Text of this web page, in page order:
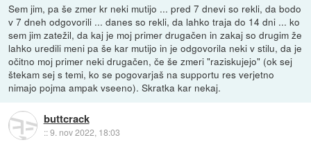
Sem jim, pa še zmer kr neki mutijo ... pred 7 dnevi so rekli, da bodo
v 7 dneh odgovorili ... danes so rekli, da lahko traja do 14 dni ... ko
sem jim zatežil, da kaj je moj primer drugačen in zakaj so drugim že
lahko uredili meni pa še kar mutijo in je odgovorila neki v stilu, da je
očitno moj primer neki drugačen, če še zmeri "raziskujejo" (ok sej
štekam sej s temi, ko se pogovarjaš na supportu res verjetno
nimajo pojma ampak vseeno). Skratka kar nekaj.
buttcrack
::9. nov 2022, 18:03